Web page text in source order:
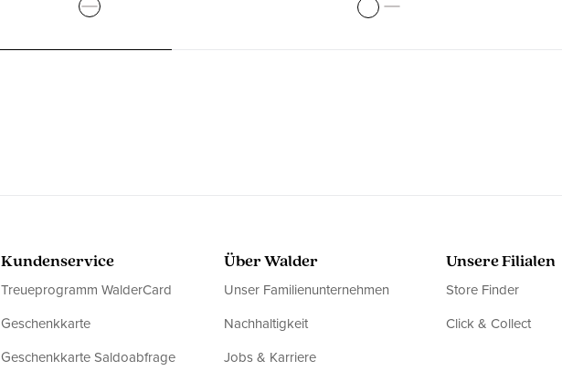
Kundenservice
Treueprogramm WalderCard
Geschenkkarte
Geschenkkarte Saldoabfrage
Über Walder
Unser Familienunternehmen
Nachhaltigkeit
Jobs & Karriere
Unsere Filialen
Store Finder
Click & Collect